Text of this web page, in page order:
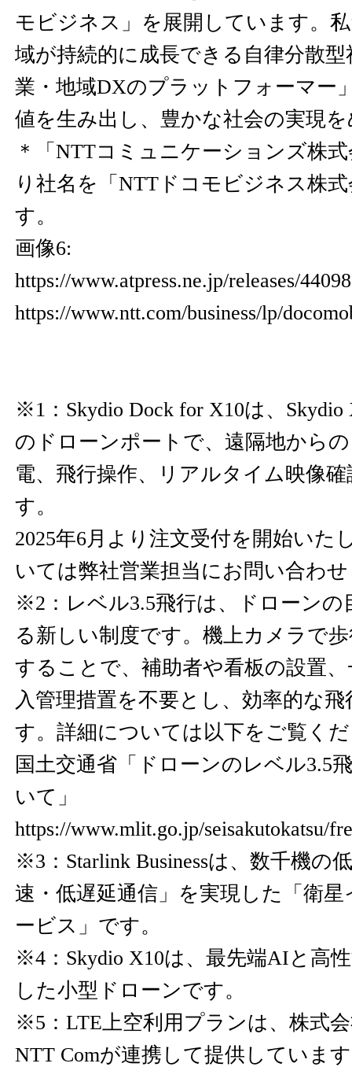
モビジネス」を展開しています。
域が持続的に成長できる自律分散
業・地域DXのプラットフォーマー
値を生み出し、豊かな社会の実現
＊「NTTコミュニケーションズ株
り社名を「NTTドコモビジネス株
す。
画像6:
https://www.atpress.ne.jp/releases/
https://www.ntt.com/business/lp/
※1：Skydio Dock for X10は、
のドローンポートで、遠隔地から
電、飛行操作、リアルタイム映像
す。
2025年6月より注文受付を開始いた
いては弊社営業担当にお問い合わ
※2：レベル3.5飛行は、ドローンの
る新しい制度です。機上カメラで
することで、補助者や看板の設置
入管理措置を不要とし、効率的な
す。詳細については以下をご覧く
国土交通省「ドローンのレベル3.5
いて」
https://www.mlit.go.jp/seisakutokatsu/
※3：Starlink Businessは、数千機の
速・低遅延通信」を実現した「衛
ービス」です。
※4：Skydio X10は、最先端AIと高
した小型ドローンです。
※5：LTE上空利用プランは、株式
NTT Comが連携して提供していま